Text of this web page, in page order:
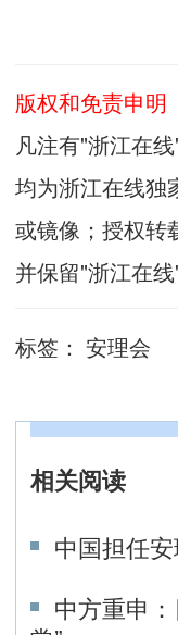
版权和免责申明
凡注有"浙江在
均为浙江在线独
或镜像；授权转
并保留"浙江在线
标签： 安理会
相关阅读
中国担任
中方重申